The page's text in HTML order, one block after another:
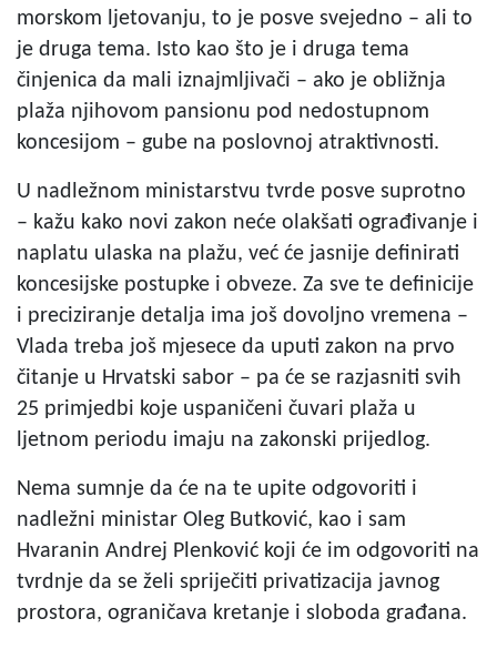
morskom ljetovanju, to je posve svejedno – ali to
je druga tema. Isto kao što je i druga tema
činjenica da mali iznajmljivači – ako je obližnja
plaža njihovom pansionu pod nedostupnom
koncesijom – gube na poslovnoj atraktivnosti.
U nadležnom ministarstvu tvrde posve suprotno
– kažu kako novi zakon neće olakšati ograđivanje i
naplatu ulaska na plažu, već će jasnije definirati
koncesijske postupke i obveze. Za sve te definicije
i preciziranje detalja ima još dovoljno vremena –
Vlada treba još mjesece da uputi zakon na prvo
čitanje u Hrvatski sabor – pa će se razjasniti svih
25 primjedbi koje uspaničeni čuvari plaža u
ljetnom periodu imaju na zakonski prijedlog.
Nema sumnje da će na te upite odgovoriti i
nadležni ministar Oleg Butković, kao i sam
Hvaranin Andrej Plenković koji će im odgovoriti na
tvrdnje da se želi spriječiti privatizacija javnog
prostora, ograničava kretanje i sloboda građana.